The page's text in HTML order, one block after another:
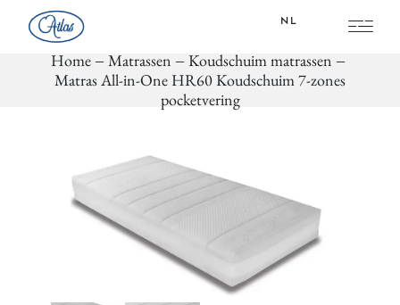
NL
FR
Home Matrassen
Koudschuim matrassen
Matras All-in-One HR60 Koudschuim 7-zones
pocketvering